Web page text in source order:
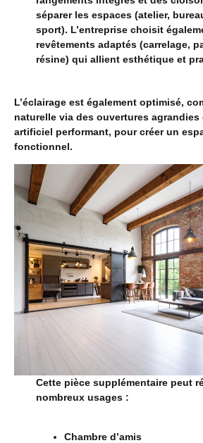
séparer les espaces (atelier,
sport). L’entreprise choisit
revêtements adaptés (carrelage,
résine) qui allient esthétique et
L’éclairage est également optimisé,
naturelle via des ouvertures agrandies
artificiel performant, pour créer un
fonctionnel.
Cette pièce supplémentaire peut
nombreux usages :
Chambre d’amis